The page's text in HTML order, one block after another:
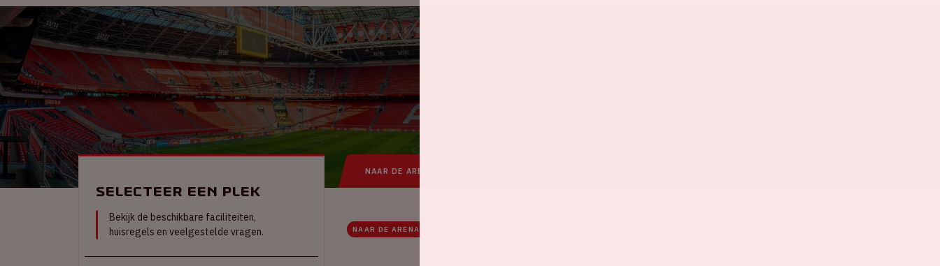
NAAR DE ARENA
NAAR DE ARENA
Selecteer een plek
Bekijk de beschikbare faciliteiten,
huisregels en veelgestelde vragen.